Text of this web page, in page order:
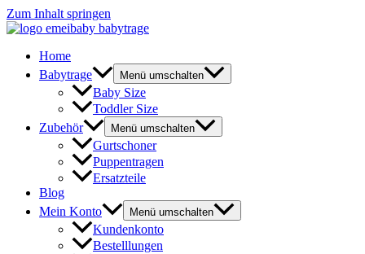
Zum Inhalt springen
Home
Babytrage
Menü umschalten
Baby Size
Toddler Size
Zubehör
Menü umschalten
Gurtschoner
Puppentragen
Ersatzteile
Blog
Mein Konto
Menü umschalten
Kundenkonto
Bestelllungen